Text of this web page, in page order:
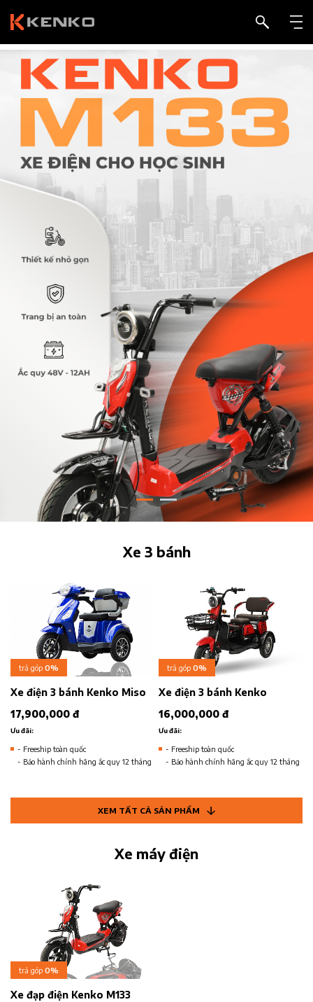
Xe 3 bánh
trả góp 0%
Xe điện 3 bánh Kenko Miso
17,900,000 đ
Ưu đãi:
- Freeship toàn quốc
- Bảo hành chính hãng ắc quy 12 tháng
trả góp 0%
Xe điện 3 bánh Kenko
16,000,000 đ
Ưu đãi:
- Freeship toàn quốc
- Bảo hành chính hãng ắc quy 12 tháng
XEM TẤT CẢ SẢN PHẨM
Xe máy điện
trả góp 0%
Xe đạp điện Kenko M133